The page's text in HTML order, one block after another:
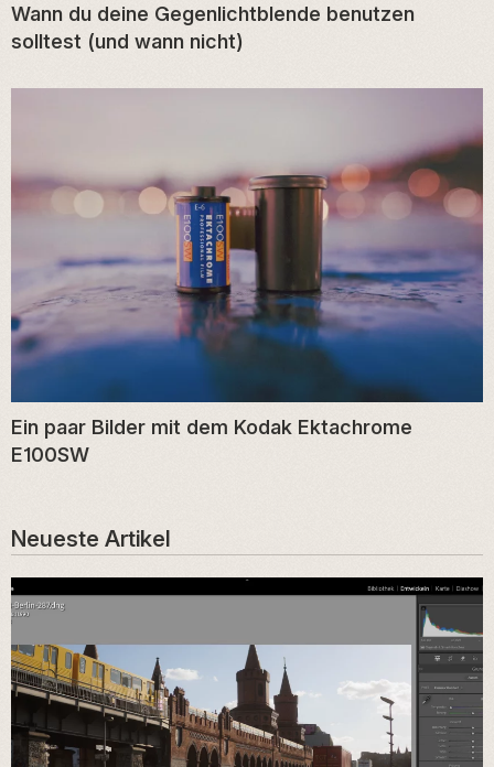
Wann du deine Gegenlichtblende benutzen
solltest (und wann nicht)
Ein paar Bilder mit dem Kodak Ektachrome
E100SW
Neueste Artikel